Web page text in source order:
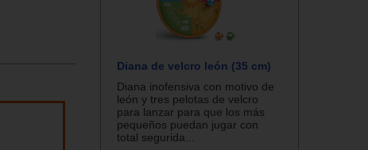
Diana de velcro león (35 cm)
Diana inofensiva con motivo de
león y tres pelotas de velcro
para lanzar para que los más
pequeños puedan jugar con
total segurida...